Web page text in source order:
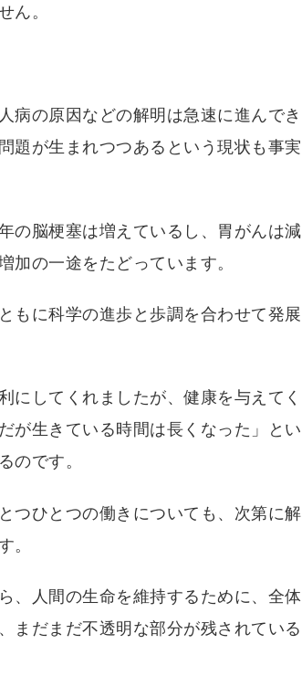
ん。
病の原因などの解明は急速に進んでき
題が生まれつつあるという現状も事実
の脳梗塞は増えているし、胃がんは減
加の一途をたどっています。
もに科学の進歩と歩調を合わせて発展
にしてくれましたが、健康を与えてく
が生きている時間は長くなった」とい
のです。
つひとつの働きについても、次第に解
。
、人間の生命を維持するために、全体
まだまだ不透明な部分が残されている